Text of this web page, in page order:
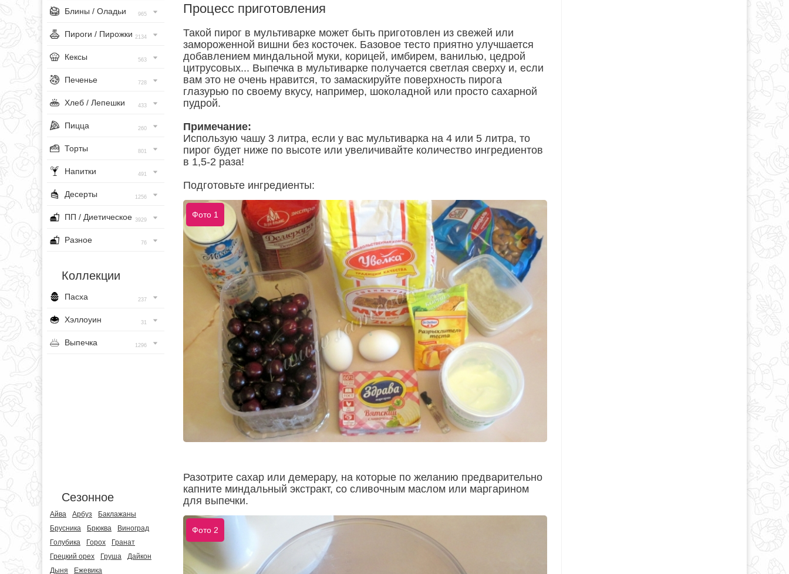
Блины / Оладьи 965
Пироги / Пирожки 2134
Кексы 563
Печенье 728
Хлеб / Лепешки 433
Пицца 260
Торты 801
Напитки 491
Десерты 1256
ПП / Диетическое 3929
Разное 76
Коллекции
Пасха 237
Хэллоуин 31
Выпечка 1296
Сезонное
Айва Арбуз
Баклажаны
Брусника
Брюква
Виноград
Голубика
Горох
Гранат
Грецкий орех
Груша
Дайкон
Дыня
Ежевика
Процесс приготовления
Такой пирог в мультиварке может быть приготовлен из свежей или
замороженной вишни без косточек. Базовое тесто приятно улучшается
добавлением миндальной муки, корицей, имбирем, ванилью, цедрой
цитрусовых... Выпечка в мультиварке получается светлая сверху и, если
вам это не очень нравится, то замаскируйте поверхность пирога
глазурью по своему вкусу, например, шоколадной или просто сахарной
пудрой.
Примечание:
Использую чашу 3 литра, если у вас мультиварка на 4 или 5 литра, то
пирог будет ниже по высоте или увеличивайте количество ингредиентов
в 1,5-2 раза!
Подготовьте ингредиенты:
Фото 1
Разотрите сахар или демерару, на которые по желанию предварительно
капните миндальный экстракт, со сливочным маслом или маргарином
для выпечки.
Фото 2